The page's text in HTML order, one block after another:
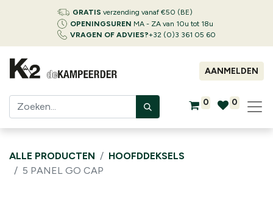
GRATIS verzending vanaf €50 (BE)
OPENINGSUREN MA - ZA van 10u tot 18u
VRAGEN OF ADVIES?+32 (0)3 361 05 60
AANMELDEN
0 0
ALLE PRODUCTEN
HOOFDDEKSELS
5 PANEL GO CAP